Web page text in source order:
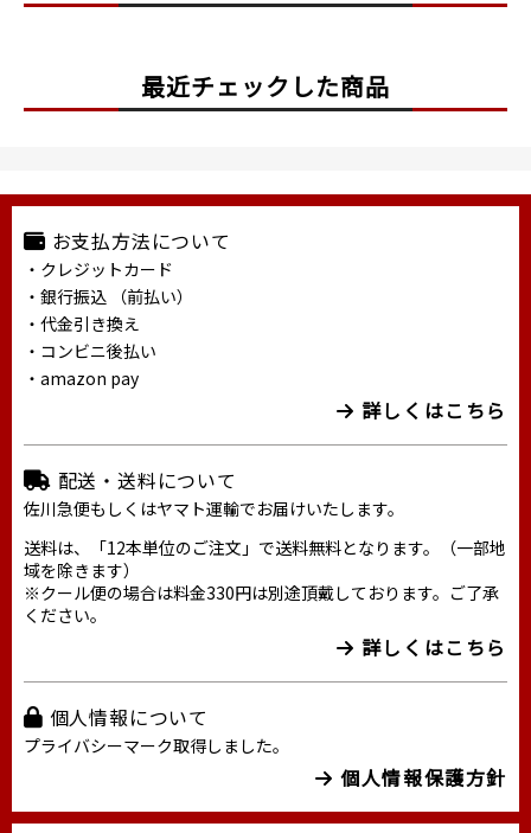
最近チェックした商品
お支払方法について
・クレジットカード
・銀行振込 （前払い）
・代金引き換え
・コンビニ後払い
・amazon pay
詳しくはこちら
配送・送料について
佐川急便もしくはヤマト運輸でお届けいたします。
送料は、「12本単位のご注文」で送料無料となります。（一部地
域を除きます）
※クール便の場合は料金330円は別途頂戴しております。ご了承
ください。
詳しくはこちら
個人情報について
プライバシーマーク取得しました。
個人情報保護方針